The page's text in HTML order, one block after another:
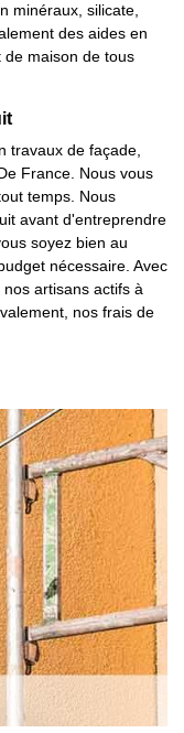
minéraux, silicate,
des aides en
maison de tous
travaux de façade,
France. Nous vous
temps. Nous
avant d'entreprendre
soyez bien au
nécessaire. Avec
artisans actifs à
nos frais de